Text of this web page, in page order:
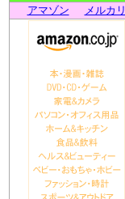
アマゾン
メルカリ